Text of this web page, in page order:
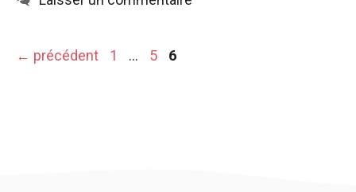
← précédent Page
1 … Page
5 Page
6